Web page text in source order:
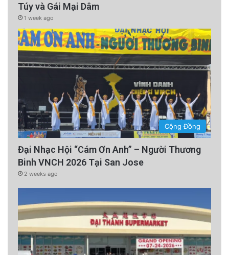
Túy và Gái Mại Dâm
1 week ago
Cộng Đồng
Đại Nhạc Hội “Cám Ơn Anh” – Người Thương
Binh VNCH 2026 Tại San Jose
2 weeks ago